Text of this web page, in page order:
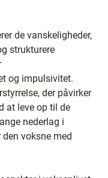
de vanskeligheder,
strukturere
og impulsivitet.
der påvirker
at leve op til de
nederlag i
voksne med